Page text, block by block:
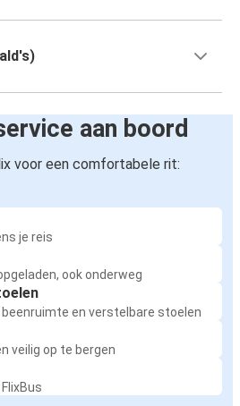
aan boord
voor een comfortabele rit:
je reis
ook onderweg
en verstelbare stoelen
veilig op te bergen